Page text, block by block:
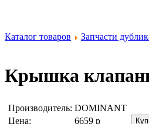
Каталог товаров Запчасти
Крышка
Производитель: DOMINANT
Цена:
6659 р